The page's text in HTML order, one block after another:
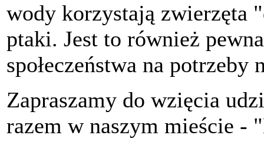
wody korzystają zwierzęta
ptaki. Jest to również
społeczeństwa na
Zapraszamy do wzięcia
razem w naszym mieście